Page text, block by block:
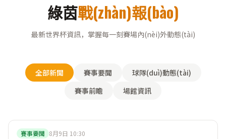
綠茵戰(zhàn)報(bào)
最新世界杯資訊，掌握每一刻賽場內(nèi)外動態(tài)
全部新聞 賽事要聞
球隊(duì)動態(tài)
賽事前瞻
場館資訊
賽事要聞 8月9日 10:30